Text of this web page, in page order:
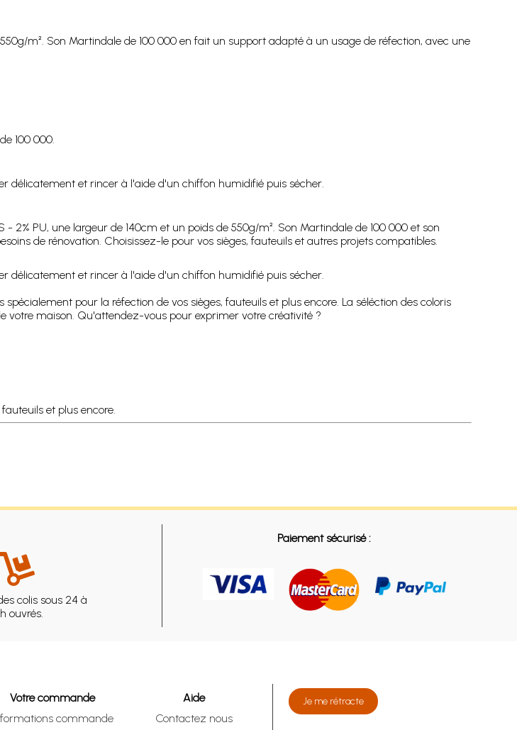
m². Son Martindale de 100 000 en fait un support adapté à un usage de réfection, avec une
100 000.
délicatement et rincer à l'aide d'un chiffon humidifié puis sécher.
2% PU, une largeur de 140cm et un poids de 550g/m². Son Martindale de 100 000 et son
de rénovation. Choisissez-le pour vos sièges, fauteuils et autres projets compatibles.
délicatement et rincer à l'aide d'un chiffon humidifié puis sécher.
spécialement pour la réfection de vos sièges, fauteuils et plus encore. La séléction des coloris
votre maison. Qu'attendez-vous pour exprimer votre créativité ?
et plus encore.
colis sous 24 à
ouvrés.
Paiement sécurisé :
Votre commande
commande
Aide
Contactez nous
Je me rétracte